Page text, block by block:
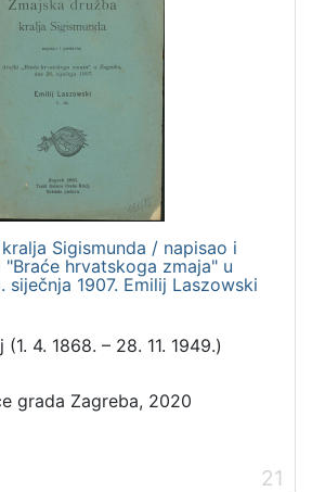
Sigismunda / napisao i
hrvatskoga zmaja" u
siječnja 1907. Emilij Laszowski
4. 1868. – 28. 11. 1949.)
grada Zagreba, 2020
21